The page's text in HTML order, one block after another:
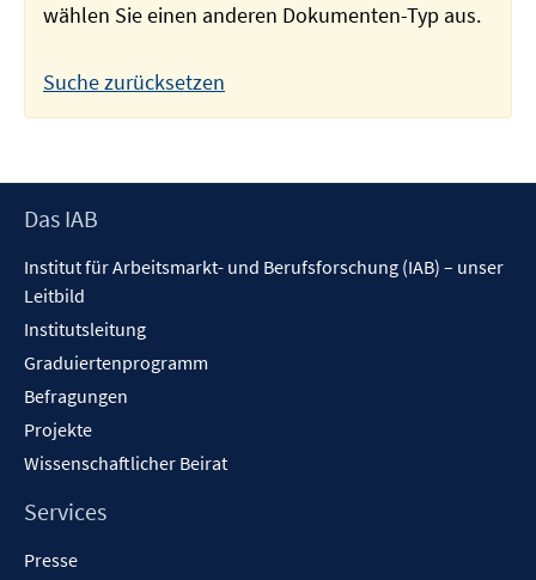
wählen Sie einen anderen Dokumenten-Typ aus.
Suche zurücksetzen
Footer
Das IAB
Institut für Arbeitsmarkt- und Berufsforschung (IAB) – unser
Leitbild
Institutsleitung
Graduiertenprogramm
Befragungen
Projekte
Wissenschaftlicher Beirat
Services
Presse